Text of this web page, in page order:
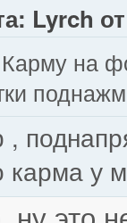
Lyrch
на
,
карма у